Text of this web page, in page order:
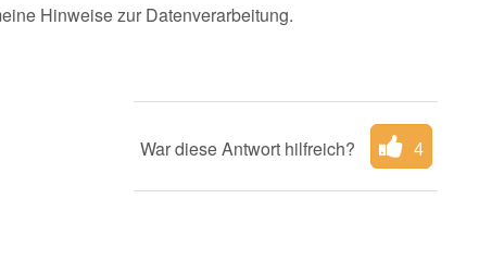
Hinweise zur Datenverarbeitung.
War diese Antwort hilfreich? 4